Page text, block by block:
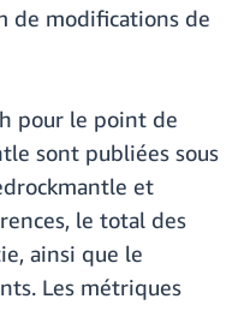
de modifications de
pour le point de
sont publiées sous
et
le total des
ainsi que le
Les métriques